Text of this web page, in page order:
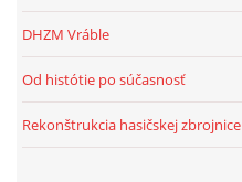
DHZM Vráble
Od histótie po súčasnosť
Rekonštrukcia hasičskej zbrojnice